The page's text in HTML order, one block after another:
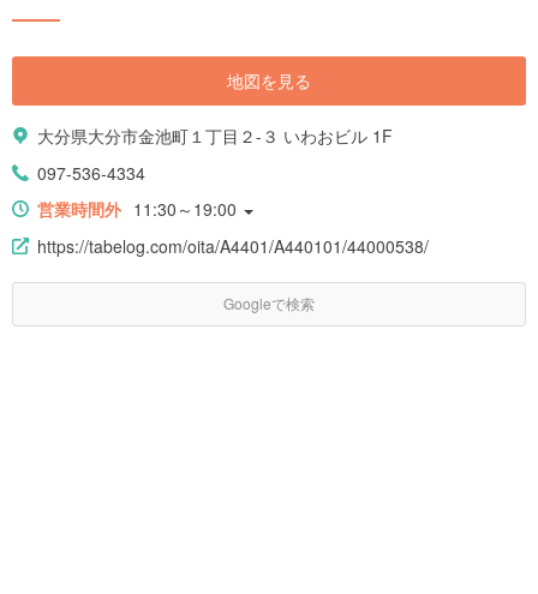
地図を見る
大分県大分市金池町１丁目２-３ いわおビル 1F
097-536-4334
営業時間外 11:30～19:00
https://tabelog.com/oita/A4401/A440101/44000538/
Googleで検索